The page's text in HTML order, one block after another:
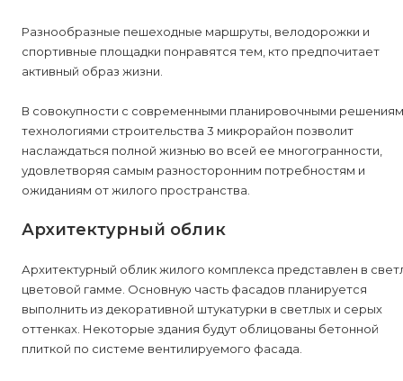
Разнообразные пешеходные маршруты, велодорожки и
спортивные площадки понравятся тем, кто предпочитает
активный образ жизни.
В совокупности с современными планировочными
технологиями строительства 3 микрорайон позволит
наслаждаться полной жизнью во всей ее многогранности,
удовлетворяя самым разносторонним потребностям и
ожиданиям от жилого пространства.
Архитектурный облик
Архитектурный облик жилого комплекса представлен в
цветовой гамме. Основную часть фасадов планируется
выполнить из декоративной штукатурки в светлых и серых
оттенках. Некоторые здания будут облицованы бетонной
плиткой по системе вентилируемого фасада.